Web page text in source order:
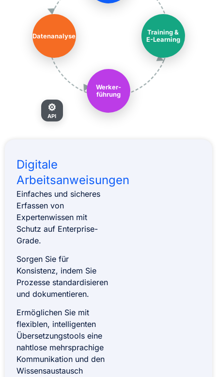
Training &
E-Learning
Werker-
führung
Datenanalyse
⚙
API
Digitale
Arbeitsanweisungen
Einfaches und sicheres
Erfassen von
Expertenwissen mit
Schutz auf Enterprise-
Grade.
Sorgen Sie für
Konsistenz, indem Sie
Prozesse standardisieren
und dokumentieren.
Ermöglichen Sie mit
flexiblen, intelligenten
Übersetzungstools eine
nahtlose mehrsprachige
Kommunikation und den
Wissensaustausch